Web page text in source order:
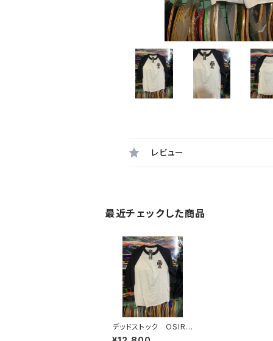
レビュー
最近チェックした商品
デッドストック OSIRI
S JAY ADAMS